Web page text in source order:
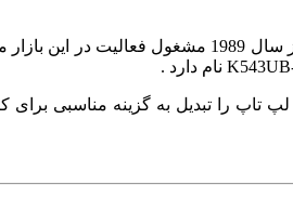
به حساب می‌آید و از سال 1989 مشغول
تاپ را تبدیل به گزینه مناسبی برای